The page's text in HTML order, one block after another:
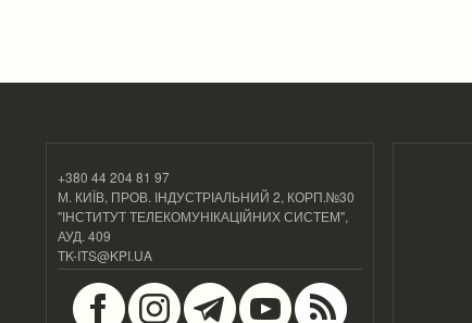
+380 44 204 81 97
М. КИЇВ, ПРОВ. ІНДУСТРІАЛЬНИЙ 2, КОРП.№30
"ІНСТИТУТ ТЕЛЕКОМУНІКАЦІЙНИХ СИСТЕМ",
АУД. 409
TK-ITS@KPI.UA